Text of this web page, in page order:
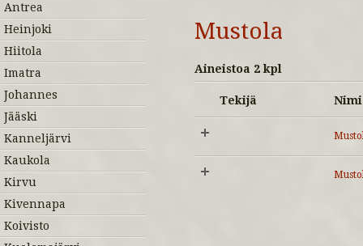
Antrea
Heinjoki
Hiitola
Imatra
Johannes
Jääski
Kanneljärvi
Kaukola
Kirvu
Kivennapa
Koivisto
Mustola
Aineistoa 2 kpl
Tekijä Nimi